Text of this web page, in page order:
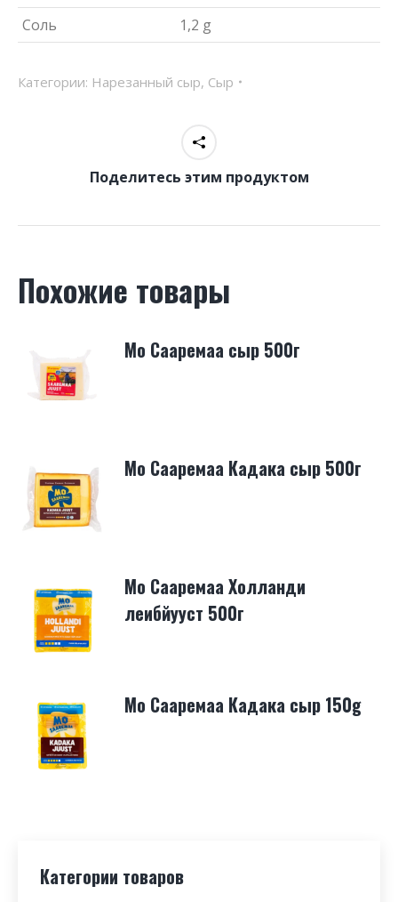
Cоль
1,2 g
Категории: Нарезанный сыр, Сыр
Поделитесь этим продуктом
Похожие товары
Mo Сaapeмaa сыр 500г
Mo Сaapeмaa Кадака сыр 500г
Mo Сааремаа Xолланди
леибйууст 500г
Mo Сaapeмaa Кадака сыр 150g
Категории товаров